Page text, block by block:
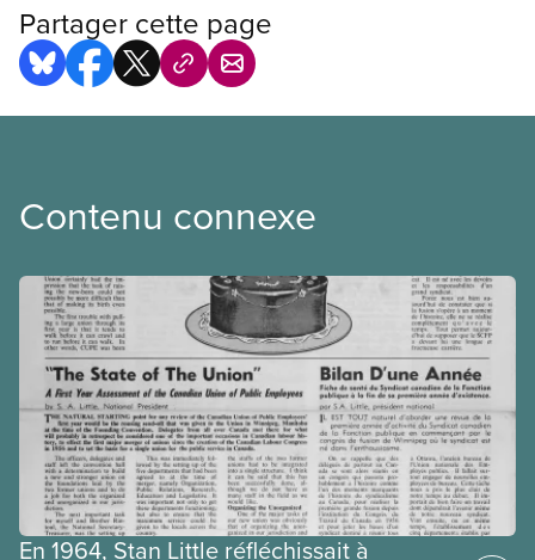
Partager cette page
Contenu connexe
En 1964, Stan Little réfléchissait à